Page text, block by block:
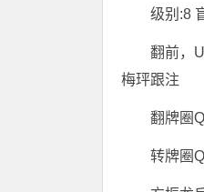
级别:8
翻前，
梅玶跟注
翻牌圈
转牌圈